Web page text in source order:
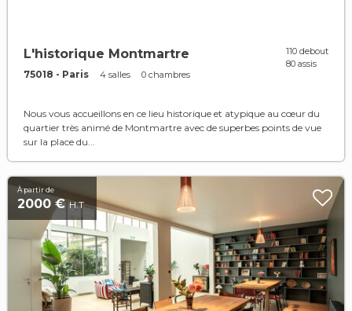
L'historique Montmartre
75018 - Paris 4 salles 0 chambres
110 debout
80 assis
Nous vous accueillons en ce lieu historique et atypique au cœur du
quartier très animé de Montmartre avec de superbes points de vue
sur la place du...
À partir de
2000 €H.T